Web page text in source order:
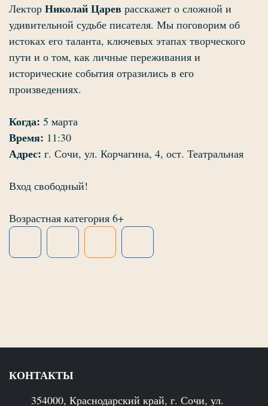
Лектор Николай Царев расскажет о сложной и
удивительной судьбе писателя. Мы поговорим об
истоках его таланта, ключевых этапах творческого
пути и о том, как личные переживания и
исторические события отразились в его
произведениях.
Когда: 5 марта
Время: 11:30
Адрес: г. Сочи, ул. Корчагина, 4, ост. Театральная
Вход свободный!
Возрастная категория 6+
КОНТАКТЫ
354000, Краснодарский край, г. Сочи, ул.